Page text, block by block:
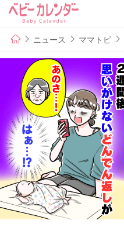
ニュース ママトピ